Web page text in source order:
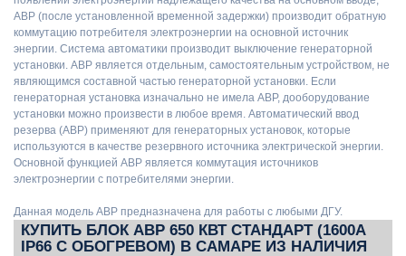
АВР (после установленной временной задержки) производит обратную
коммутацию потребителя электроэнергии на основной источник
энергии. Система автоматики производит выключение генераторной
установки. АВР является отдельным, самостоятельным устройством, не
являющимся составной частью генераторной установки. Если
генераторная установка изначально не имела АВР, дооборудование
установки можно произвести в любое время. Автоматический ввод
резерва (АВР) применяют для генераторных установок, которые
используются в качестве резервного источника электрической энергии.
Основной функцией АВР является коммутация источников
электроэнергии с потребителями энергии.
Данная модель АВР предназначена для работы с любыми ДГУ.
КУПИТЬ БЛОК АВР 650 КВТ СТАНДАРТ (1600А
IP66 С ОБОГРЕВОМ) В САМАРЕ ИЗ НАЛИЧИЯ